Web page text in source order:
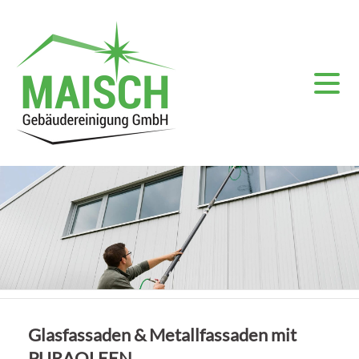
Glasfassaden & Metallfassaden mit